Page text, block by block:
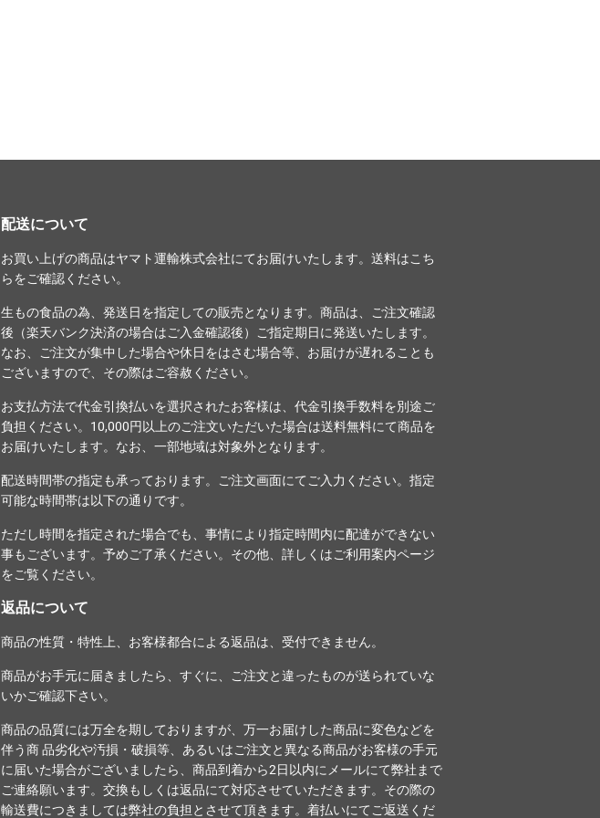
配送について
お買い上げの商品はヤマト運輸株式会社にてお届けいたします。送料はこち
らをご確認ください。
生もの食品の為、発送日を指定しての販売となります。商品は、ご注文確認
後（楽天バンク決済の場合はご入金確認後）ご指定期日に発送いたします。
なお、ご注文が集中した場合や休日をはさむ場合等、お届けが遅れることも
ございますので、その際はご容赦ください。
お支払方法で代金引換払いを選択されたお客様は、代金引換手数料を別途ご
負担ください。10,000円以上のご注文いただいた場合は送料無料にて商品を
お届けいたします。なお、一部地域は対象外となります。
配送時間帯の指定も承っております。ご注文画面にてご入力ください。指定
可能な時間帯は以下の通りです。
ただし時間を指定された場合でも、事情により指定時間内に配達ができない
事もございます。予めご了承ください。その他、詳しくはご利用案内ページ
をご覧ください。
返品について
商品の性質・特性上、お客様都合による返品は、受付できません。
商品がお手元に届きましたら、すぐに、ご注文と違ったものが送られていな
いかご確認下さい。
商品の品質には万全を期しておりますが、万一お届けした商品に変色などを
伴う商 品劣化や汚損・破損等、あるいはご注文と異なる商品がお客様の手元
に届いた場合がございましたら、商品到着から2日以内にメールにて弊社まで
ご連絡願います。交換もしくは返品にて対応させていただきます。その際の
輸送費につきましては弊社の負担とさせて頂きます。着払いにてご返送くだ